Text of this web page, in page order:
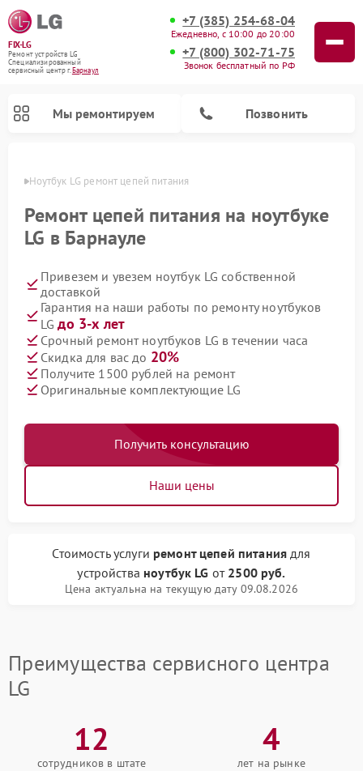
FIX-LG
Ремонт устройств LG
Специализированный
cервисный центр г.Барнаул
+7 (385) 254-68-04
Ежедневно, с 10:00 до 20:00
+7 (800) 302-71-75
Звонок бесплатный по РФ
Мы ремонтируем Позвонить
Ноутбук LG ремонт цепей питания
Ремонт цепей питания на ноутбуке
LG в Барнауле
Привезем и увезем ноутбук LG собственной
доставкой
Гарантия на наши работы по ремонту ноутбуков
LGдо 3-х лет
Срочный ремонт ноутбуков LG в течении часа
Скидка для вас до 20%
Получите 1500 рублей на ремонт
Оригинальные комплектующие LG
Получить консультацию
Наши цены
Стоимость услуги ремонт цепей питаниядля
устройства ноутбук LG от 2500 руб.
Цена актуальна на текущую дату 09.08.2026
Преимущества сервисного центра
LG
12
сотрудников в штате
4
лет на рынке